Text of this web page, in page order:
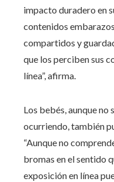
impacto duradero en
contenidos
compartidos y
que los perciben sus
línea”, afirma.
Los bebés, aunque no
ocurriendo, también
“Aunque no
bromas en el sentido
exposición en línea